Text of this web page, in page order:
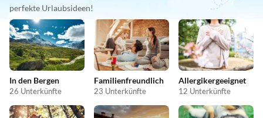
perfekte Urlaubsideen!
In den Bergen
26 Unterkünfte
Familienfreundlich
23 Unterkünfte
Allergikergeeignet
12 Unterkünfte